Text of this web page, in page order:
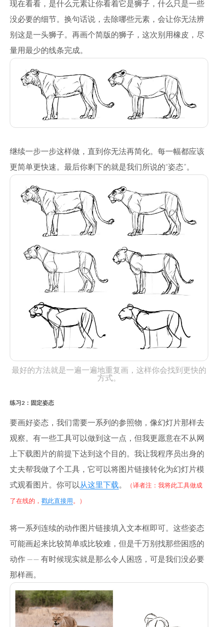
现在看看，是什么元素让你看着它是狮子，什么只是一些
没必要的细节。换句话说，去除哪些元素，会让你无法辨
别这是一头狮子。再画个简版的狮子，这次别用橡皮，尽
量用最少的线条完成。
继续一步一步这样做，直到你无法再简化。每一幅都应该
更简单更快速。最后你剩下的就是我们所说的“姿态”。
最好的方法就是一遍一遍地重复画，这样你会找到更快的
方式。
练习2：固定姿态
要画好姿态，我们需要一系列的参照物，像幻灯片那样去
观察。有一些工具可以做到这一点，但我更愿意在不从网
上下载图片的前提下达到这个目的。我让我程序员出身的
丈夫帮我做了个工具，它可以将图片链接转化为幻灯片模
式观看图片。你可以 从这里下载。 （译者注：我将此工具做成
了在线的， 戳此直接用 。）
将一系列连续的动作图片链接填入文本框即可。这些姿态
可能画起来比较简单或比较难，但是千万别找那些困惑的
动作 —— 有时候现实就是那么令人困惑，可是我们没必要
那样画。